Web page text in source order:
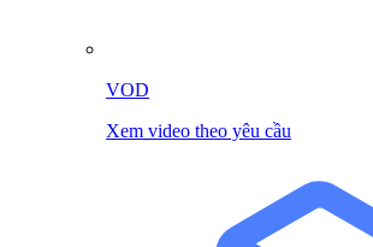
VOD
Xem video theo yêu cầu